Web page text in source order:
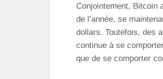
Conjointement, Bitcoin
de l’année, se
dollars. Toutefois, des
continue à se
que de se comporter